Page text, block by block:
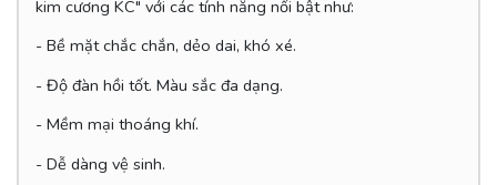
kim cương KC" với các tính năng nổi bật như:
- Bề mặt chắc chắn, dẻo dai, khó xé.
- Độ đàn hồi tốt. Màu sắc đa dạng.
- Mềm mại thoáng khí.
- Dễ dàng vệ sinh.